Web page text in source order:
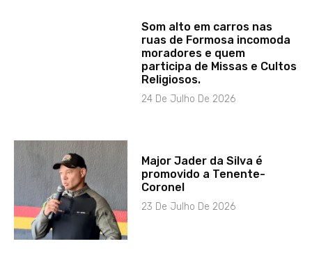
Som alto em carros nas
ruas de Formosa incomoda
moradores e quem
participa de Missas e Cultos
Religiosos.
24 De Julho De 2026
Major Jader da Silva é
promovido a Tenente-
Coronel
23 De Julho De 2026